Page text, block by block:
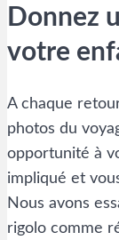
Donnez
votre
A chaque
photos du
opportunité à
impliqué et
Nous avons
rigolo comme